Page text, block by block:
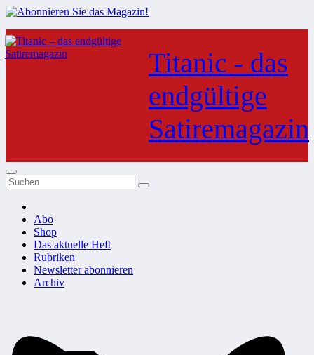
Zum
Inhalt
springen
Titanic - das
endgültige
Satiremagazin
Abo
Shop
Das aktuelle Heft
Rubriken
Newsletter abonnieren
Archiv